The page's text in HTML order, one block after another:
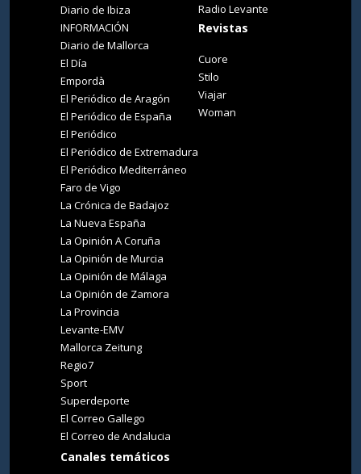
Diario de Ibiza
INFORMACIÓN
Diario de Mallorca
El Día
Empordà
El Periódico de Aragón
El Periódico de España
El Periódico
El Periódico de Extremadura
El Periódico Mediterráneo
Faro de Vigo
La Crónica de Badajoz
La Nueva España
La Opinión A Coruña
La Opinión de Murcia
La Opinión de Málaga
La Opinión de Zamora
La Provincia
Levante-EMV
Mallorca Zeitung
Regio7
Sport
Superdeporte
El Correo Gallego
El Correo de Andalucia
Canales temáticos
Radio Levante
Revistas
Cuore
Stilo
Viajar
Woman